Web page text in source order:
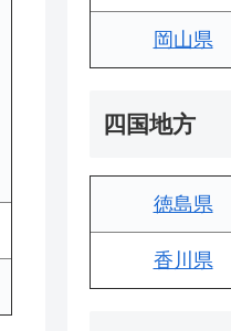
岡山県
四国地方
徳島県
香川県